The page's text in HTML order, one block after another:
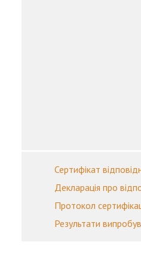
Сертифікат
Декларація про
Протокол
Результати